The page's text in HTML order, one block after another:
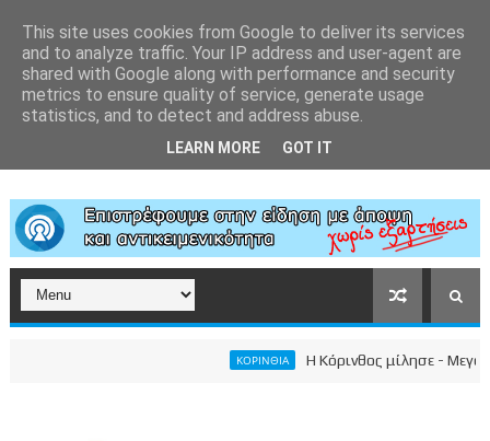
ΚΟΡΙΝΘΙΑ Η Κόρινθος μίλησε -
This site uses cookies from Google to deliver its services
and to analyze traffic. Your IP address and user-agent are
shared with Google along with performance and security
metrics to ensure quality of service, generate usage
statistics, and to detect and address abuse.
LEARN MORE GOT IT